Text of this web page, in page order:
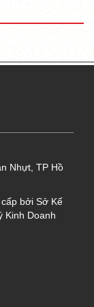
góc cửa
còn là phụ
trình trở
Dưới đây
cửa bạn cần
Nhựt, TP Hồ
bởi Sở Kế
Kinh Doanh